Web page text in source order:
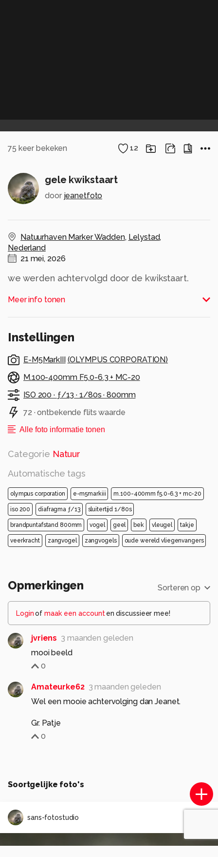
75 keer bekeken 12
gele kwikstaart
door jeanetfoto
Natuurhaven Marker Wadden, Lelystad,
Nederland
21 mei, 2026
we werden achtervolgd door de kwikstaart.
Alle rechten voorbehouden
Meer info tonen
Instellingen
E-M5MarkIII (OLYMPUS CORPORATION)
M.100-400mm F5.0-6.3 + MC-20
ISO 200 · ƒ/13 · 1/80s ·800mm
72 · ontbekende flits waarde
Alle foto informatie tonen
Categorie Natuur
Automatische tags
olympus corporation e-m5markiii m.100-400mm f5.0-6.3 + mc-20
iso 200 diafragma ƒ/13 sluitertijd 1/80s
brandpuntafstand 800mm vogel geel bek vleugel takje
veerkracht zangvogel zangvogels oude wereld vliegenvangers
Opmerkingen Sorteren op
Loginof maak een account en discussieer mee!
jvriens 3 maanden geleden
mooi beeld
0
Amateurke62 3 maanden geleden
Wel een mooie achtervolging dan Jeanet.
Gr. Patje
0
Soortgelijke foto's
sans-fotostudio